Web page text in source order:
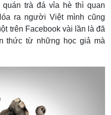
trà đá vỉa hè thì quan
ra người Việt mình cũng
trên Facebook vài lần là đã
thức từ những học giả mà